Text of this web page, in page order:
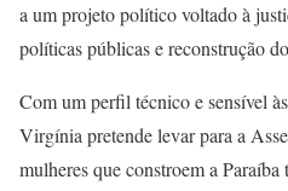
a um projeto político voltado à
políticas públicas e reconstrução
Com um perfil técnico e sensível
Virgínia pretende levar para a
mulheres que constroem a